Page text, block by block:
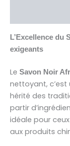
L’Excellence du
exigeants
Le Savon Noir
nettoyant,
hérité des
partir
idéale pour
aux produits